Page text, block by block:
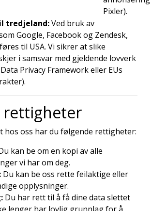
Pixler).
tredjeland:Ved bruk av
Google, Facebook og Zendesk,
til USA. Vi sikrer at slike
i samsvar med gjeldende lovverk
Data Privacy Framework eller EUs
rettigheter
hos oss har du følgende rettigheter:
kan be om en kopi av alle
vi har om deg.
Du kan be oss rette feilaktige eller
opplysninger.
Du har rett til å få dine data slettet